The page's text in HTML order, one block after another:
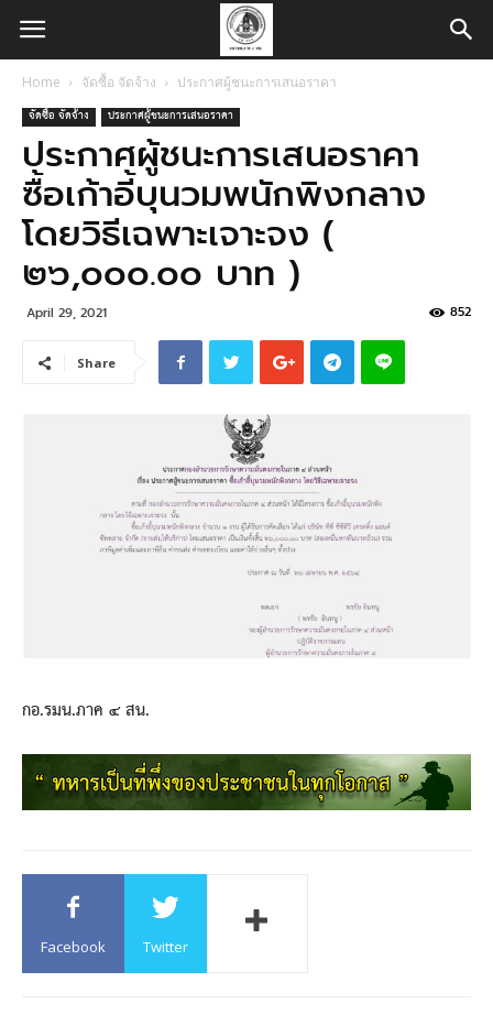
Home จัดซื้อ จัดจ้าง ประกาศผู้ชนะการเสนอราคา
จัดซื้อ จัดจ้าง ประกาศผู้ชนะการเสนอราคา
ประกาศผู้ชนะการเสนอราคา
ซื้อเก้าอี้บุนวมพนักพิงกลาง
โดยวิธีเฉพาะเจาะจง (
๒๖,๐๐๐.๐๐ บาท )
April 29, 2021 852
Share
กอ.รมน.ภาค ๔ สน.
Facebook Twitter